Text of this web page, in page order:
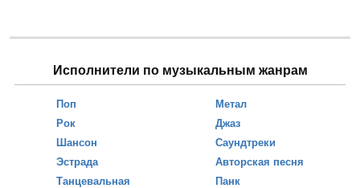
Исполнители по музыкальным жанрам
Поп
Рок
Шансон
Эстрада
Танцевальная
Метал
Джаз
Саундтреки
Авторская песня
Панк